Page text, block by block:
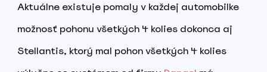
Aktuálne existuje pomaly v každej automobilke
možnosť pohonu všetkých 4 kolies dokonca aj
Stellantis, ktorý mal pohon všetkých 4 kolies